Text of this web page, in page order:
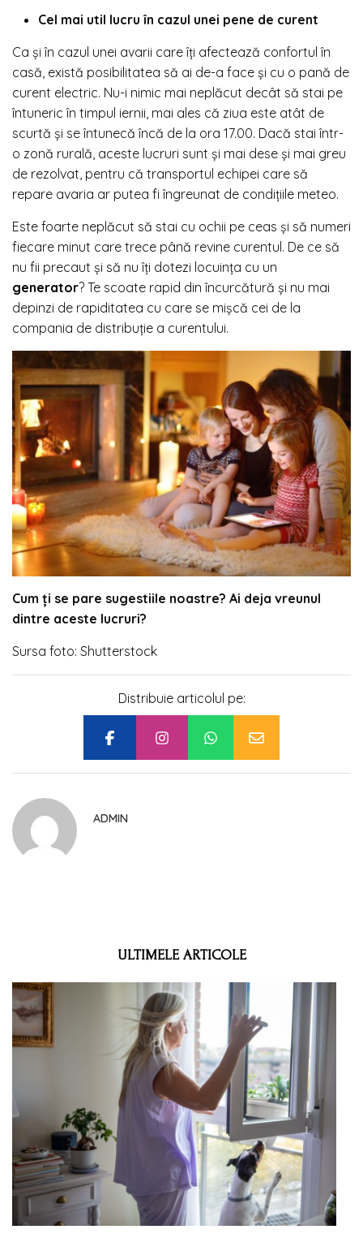
Cel mai util lucru în cazul unei pene de curent
Ca și în cazul unei avarii care îți afectează confortul în
casă, există posibilitatea să ai de-a face și cu o pană de
curent electric. Nu-i nimic mai neplăcut decât să stai pe
întuneric în timpul iernii, mai ales că ziua este atât de
scurtă și se întunecă încă de la ora 17.00. Dacă stai într-
o zonă rurală, aceste lucruri sunt și mai dese și mai greu
de rezolvat, pentru că transportul echipei care să
repare avaria ar putea fi îngreunat de condițiile meteo.
Este foarte neplăcut să stai cu ochii pe ceas și să numeri
fiecare minut care trece până revine curentul. De ce să
nu fii precaut și să nu îți dotezi locuința cu un
generator? Te scoate rapid din încurcătură și nu mai
depinzi de rapiditatea cu care se mișcă cei de la
compania de distribuție a curentului.
Cum ți se pare sugestiile noastre? Ai deja vreunul
dintre aceste lucruri?
Sursa foto: Shutterstock
Distribuie articolul pe:
ADMIN
ULTIMELE ARTICOLE